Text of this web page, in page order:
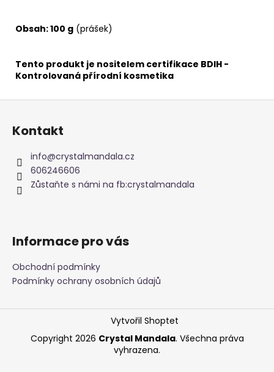
Obsah: 100 g (prášek)
Tento produkt je nositelem certifikace BDIH -
Kontrolovaná přírodní kosmetika
Z
Kontakt
info@crystalmandala.cz
606246606
Zůstaňte s námi na fb:crystalmandala
Informace pro vás
Obchodní podmínky
Podmínky ochrany osobních údajů
Vytvořil Shoptet
Copyright 2026 Crystal Mandala. Všechna práva
vyhrazena.